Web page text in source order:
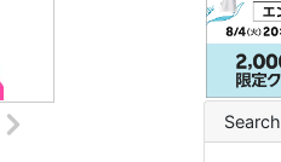
Search